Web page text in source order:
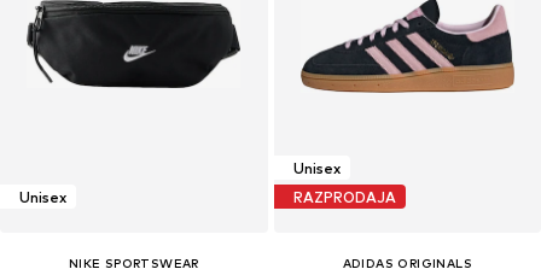
Unisex
NIKE SPORTSWEAR
Unisex
RAZPRODAJA
ADIDAS ORIGINALS